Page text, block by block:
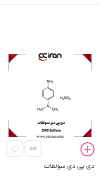
دی پی دی سولفات